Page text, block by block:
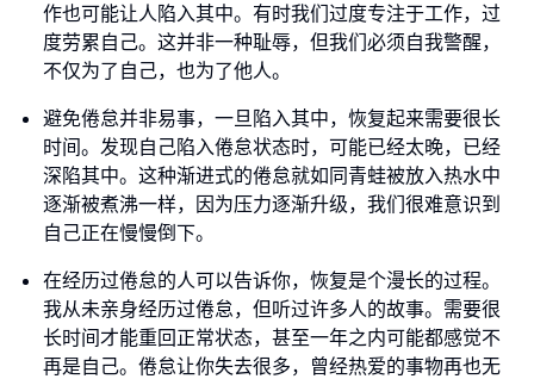
作也可能让人陷入其中。有时我们过度专注于工作，过
度劳累自己。这并非一种耻辱，但我们必须自我警醒，
不仅为了自己，也为了他人。
避免倦怠并非易事，一旦陷入其中，恢复起来需要很长
时间。发现自己陷入倦怠状态时，可能已经太晚，已经
深陷其中。这种渐进式的倦怠就如同青蛙被放入热水中
逐渐被煮沸一样，因为压力逐渐升级，我们很难意识到
自己正在慢慢倒下。
在经历过倦怠的人可以告诉你，恢复是个漫长的过程。
我从未亲身经历过倦怠，但听过许多人的故事。需要很
长时间才能重回正常状态，甚至一年之内可能都感觉不
再是自己。倦怠让你失去很多，曾经热爱的事物再也无